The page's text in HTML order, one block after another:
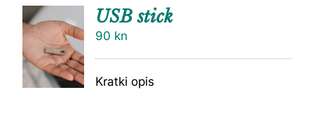
DODAJ
CU
USB stick
90 kn
Kratki opis